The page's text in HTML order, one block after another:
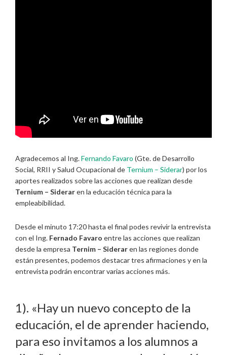
Agradecemos al Ing.Fernando Favaro (Gte. de Desarrollo
Social, RRII y Salud Ocupacional de Ternium – Siderar) por los
aportes realizados sobre las acciones que realizan desde
Ternium – Sideraren la educación técnica para la
empleabibilidad.
Desde el minuto 17:20 hasta el final podes revivir la entrevista
con el Ing. Fernado Favaro entre las acciones que realizan
desde la empresa Ternim – Sideraren las regiones donde
están presentes, podemos destacar tres afirmaciones y en la
entrevista podrán encontrar varias acciones más.
1). «Hay un nuevo concepto de la
educación, el de aprender haciendo,
para eso invitamos a los alumnos a